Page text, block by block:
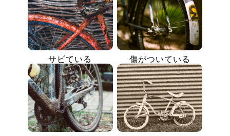
サビている 傷がついている